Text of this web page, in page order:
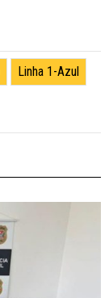
Linha 1-Azul